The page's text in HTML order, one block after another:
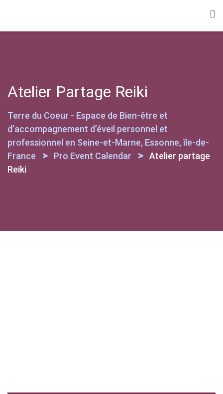
content
Atelier Partage Reiki
Terre du Coeur - Espace de Bien-être et
d’accompagnement d’éveil personnel et
professionnel en Seine-et-Marne, Essonne, île-de-
France
> Pro Event Calendar > Atelier partage
Reiki